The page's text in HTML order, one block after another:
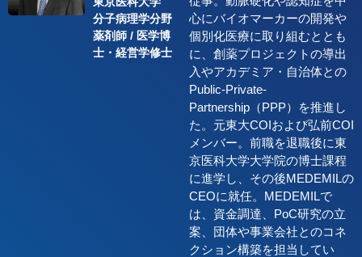
分子病理学分野
薬剤師 / 医学博
士・経営学修士
心にバイオマーカーの開発や
個別化医療に取り組むととも
に、創薬プロジェクトの導出
入やアカデミア・自治体との
Public-Private-
Partnership（PPP）を推進し
た。元東大COIおよび弘前COI
メンバー。前職を退職後に東
京医科大学大学院の博士課程
に進学し、その後MEDEMILの
CEOに就任。MEDEMILで
は、資金調達、PoC研究の立
案、団体や事業会社とのコネ
クション構築を担当してい